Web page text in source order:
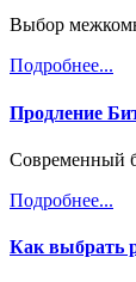
Выбор
Подробнее...
Продление
Современный
Подробнее...
Как выбрать